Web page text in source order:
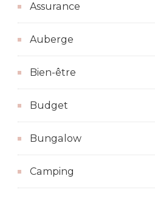
Assurance
Auberge
Bien-être
Budget
Bungalow
Camping